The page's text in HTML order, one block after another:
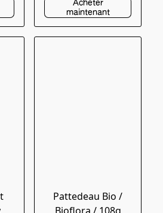
Acheter
maintenant
Pattedeau Bio /